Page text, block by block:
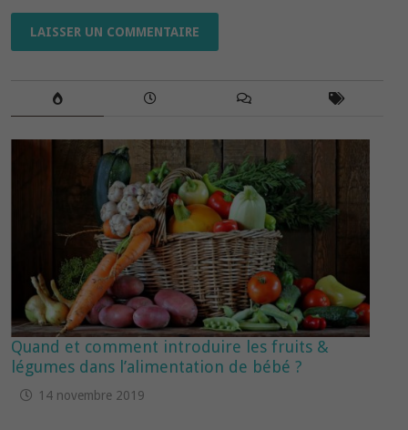
Quand et comment introduire les fruits &
légumes dans l’alimentation de bébé ?
14 novembre 2019